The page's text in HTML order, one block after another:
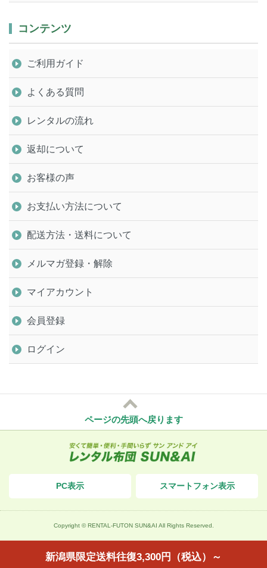
コンテンツ
ご利用ガイド
よくある質問
レンタルの流れ
返却について
お客様の声
お支払い方法について
配送方法・送料について
メルマガ登録・解除
マイアカウント
会員登録
ログイン
ページの先頭へ戻ります
PC表示 スマートフォン表示
Copyright © RENTAL-FUTON SUN&AI All Rights Reserved.
新潟県限定送料往復3,300円（税込）～